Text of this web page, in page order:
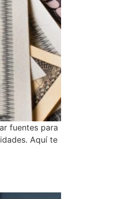
fuentes para
Aquí te